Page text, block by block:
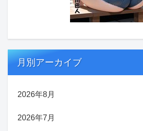
月別アーカイブ
2026年8月
2026年7月